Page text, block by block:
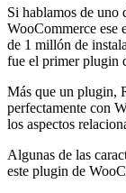
Si hablamos de uno
WooCommerce ese
de 1 millón de
fue el primer plugin
Más que un plugin,
perfectamente con
los aspectos
Algunas de las
este plugin de